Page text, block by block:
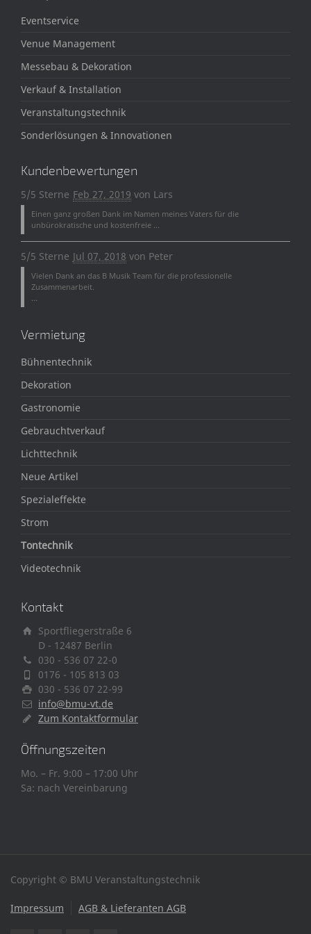
Eventservice
Venue Management
Messebau & Dekoration
Verkauf & Installation
Veranstaltungstechnik
Sonderlösungen & Innovationen
Kundenbewertungen
5/5 Sterne Feb 27, 2019 von Lars
Einen ganz großen Dank im Namen meines Vaters für die
unbürokratische und kostenfreie ...
5/5 Sterne Jul 07, 2018 von Peter
Vielen Dank an das B Musik Team für die professionelle
Zusammenarbeit.
...
Vermietung
Bühnentechnik
Dekoration
Gastronomie
Gebrauchtverkauf
Lichttechnik
Neue Artikel
Spezialeffekte
Strom
Tontechnik
Videotechnik
Kontakt
Sportfliegerstraße 6
D - 12487 Berlin
030 - 536 07 22-0
0176 - 105 813 03
030 - 536 07 22-99
info@bmu-vt.de
Zum Kontaktformular
Öffnungszeiten
Mo. – Fr. 9:00 – 17:00 Uhr
Sa: nach Vereinbarung
Copyright © BMU Veranstaltungstechnik
Impressum AGB & Lieferanten AGB